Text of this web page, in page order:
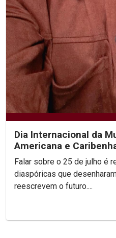
Dia Internacional da
Americana e
Falar sobre o 25 de julho é
diaspóricas que
reescrevem o futuro....